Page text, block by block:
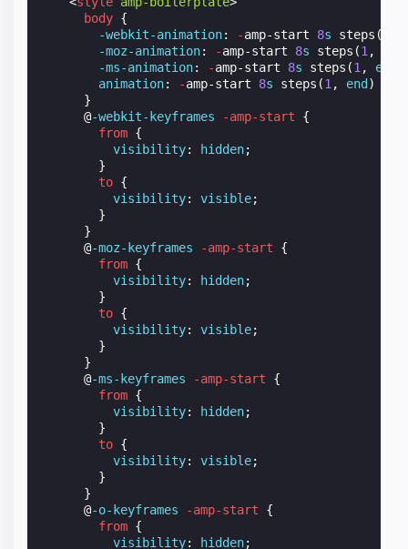
body {
-webkit-animation: -amp-start 8s steps (
-moz-animation: -amp-start 8s steps (1 ,
-ms-animation: -amp-start 8s steps (1 , end
animation: -amp-start 8s steps (1 , end)
}
@-webkit-keyframes -amp-start
{
from {
visibility: hidden;
}
to {
visibility: visible;
}
}
@-moz-keyframes -amp-start
{
from {
visibility: hidden;
}
to {
visibility: visible;
}
}
@-ms-keyframes -amp-start
{
from {
visibility: hidden;
}
to {
visibility: visible;
}
}
@-o-keyframes -amp-start
{
from {
visibility: hidden;